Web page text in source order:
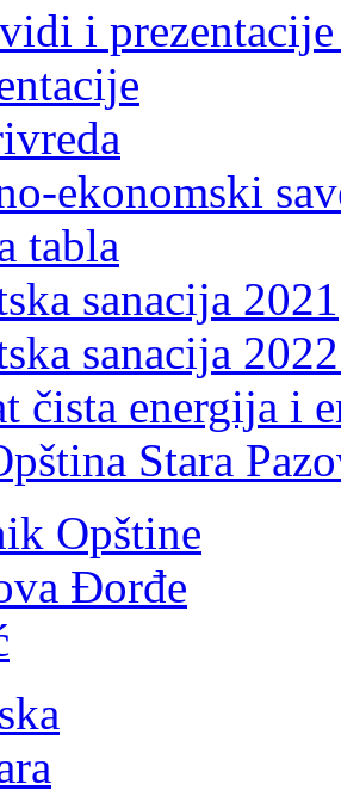
i
ekonomski
tabla
sanacija 2021
sanacija
čista energija i
Stara